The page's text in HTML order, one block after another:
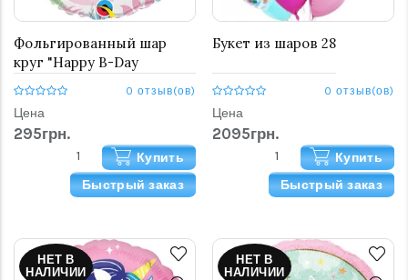
Фольгированный шар
круг "Happy B-Day
Фламинго"
0 отзыв(ов)
Цена
295грн.
Купить
Быстрый заказ
Букет из шаров 28
0 отзыв(ов)
Цена
2095грн.
Купить
Быстрый заказ
НЕТ В
НАЛИЧИИ
НЕТ В
НАЛИЧИИ